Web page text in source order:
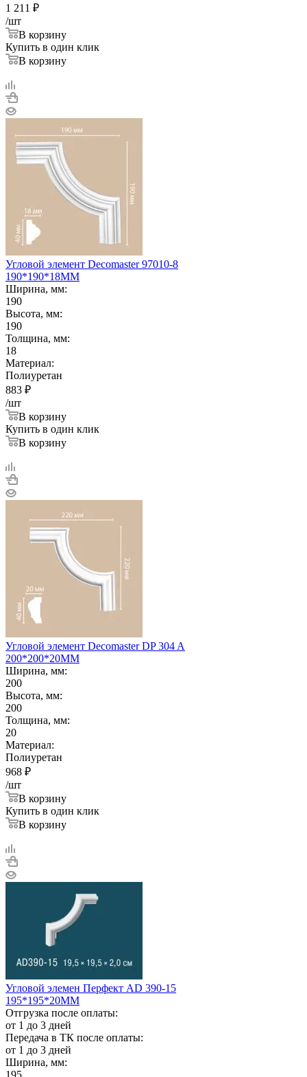
1 211 ₽
/шт
В корзину
Купить в один клик
В корзину
Угловой элемент Decomaster 97010-8
190*190*18ММ
Ширина, мм:
190
Высота, мм:
190
Толщина, мм:
18
Материал:
Полиуретан
883 ₽
/шт
В корзину
Купить в один клик
В корзину
Угловой элемент Decomaster DP 304 A
200*200*20ММ
Ширина, мм:
200
Высота, мм:
200
Толщина, мм:
20
Материал:
Полиуретан
968 ₽
/шт
В корзину
Купить в один клик
В корзину
Угловой элемен Перфект AD 390-15
195*195*20ММ
Отгрузка после оплаты:
от 1 до 3 дней
Передача в ТК после оплаты:
от 1 до 3 дней
Ширина, мм:
195